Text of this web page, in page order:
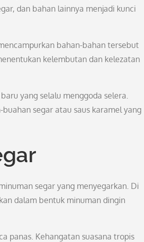
dan bahan lainnya menjadi kunci
bahan-bahan tersebut
kelembutan dan kelezatan
yang selalu menggoda selera.
segar atau saus karamel yang
segar yang menyegarkan. Di
dalam bentuk minuman dingin
panas. Kehangatan suasana tropis